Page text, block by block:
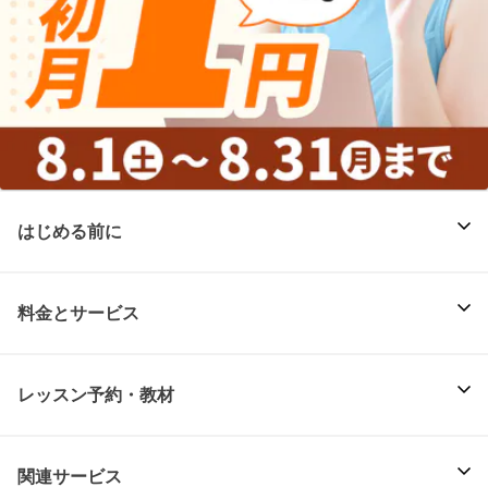
はじめる前に
料金とサービス
レッスン予約・教材
関連サービス